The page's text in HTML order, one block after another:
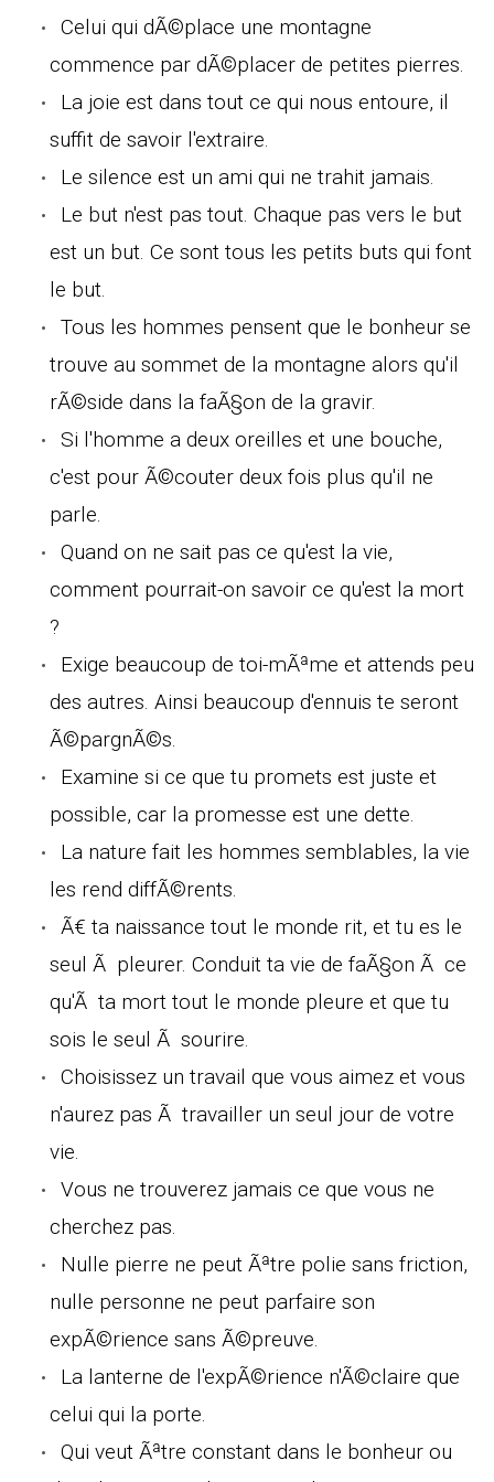
Celui qui dÃ©place une montagne
commence par dÃ©placer de petites pierres.
La joie est dans tout ce qui nous entoure, il
suffit de savoir l'extraire.
Le silence est un ami qui ne trahit jamais.
Le but n'est pas tout. Chaque pas vers le but
est un but. Ce sont tous les petits buts qui font
le but.
Tous les hommes pensent que le bonheur se
trouve au sommet de la montagne alors qu'il
rÃ©side dans la faÃ§on de la gravir.
Si l'homme a deux oreilles et une bouche,
c'est pour Ã©couter deux fois plus qu'il ne
parle.
Quand on ne sait pas ce qu'est la vie,
comment pourrait-on savoir ce qu'est la mort
?
Exige beaucoup de toi-mÃªme et attends peu
des autres. Ainsi beaucoup d'ennuis te seront
Ã©pargnÃ©s.
Examine si ce que tu promets est juste et
possible, car la promesse est une dette.
La nature fait les hommes semblables, la vie
les rend diffÃ©rents.
Ã€ ta naissance tout le monde rit, et tu es le
seul Ã pleurer. Conduit ta vie de faÃ§on Ã ce
qu'Ã ta mort tout le monde pleure et que tu
sois le seul Ã sourire.
Choisissez un travail que vous aimez et vous
n'aurez pas Ã travailler un seul jour de votre
vie.
Vous ne trouverez jamais ce que vous ne
cherchez pas.
Nulle pierre ne peut Ãªtre polie sans friction,
nulle personne ne peut parfaire son
expÃ©rience sans Ã©preuve.
La lanterne de l'expÃ©rience n'Ã©claire que
celui qui la porte.
Qui veut Ãªtre constant dans le bonheur ou